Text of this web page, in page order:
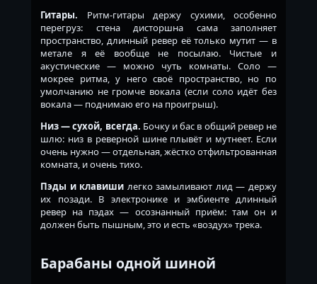
Гитары. Ритм-гитары держу сухими, особенно
перегруз: стена дисторшна сама заполняет
пространство, длинный ревер её только мутит — в
метале я её вообще не посылаю. Чистые и
акустические — можно чуть комнаты. Соло —
мокрее ритма, у него своё пространство, но по
умолчанию не громче вокала (если соло идёт без
вокала — поднимаю его на проигрыш).
Низ — сухой, всегда. Бочку и бас в общий ревер не
шлю: низ в реверной шине плывёт и мутнеет. Если
очень нужно — отдельная, жёстко отфильтрованная
комната, и очень тихо.
Пэды и клавиши легко замыливают лид — держу
их позади. В электронике и эмбиенте длинный
ревер на пэдах — осознанный приём: там он и
должен быть пышным, это и есть «воздух» трека.
Барабаны одной шиной